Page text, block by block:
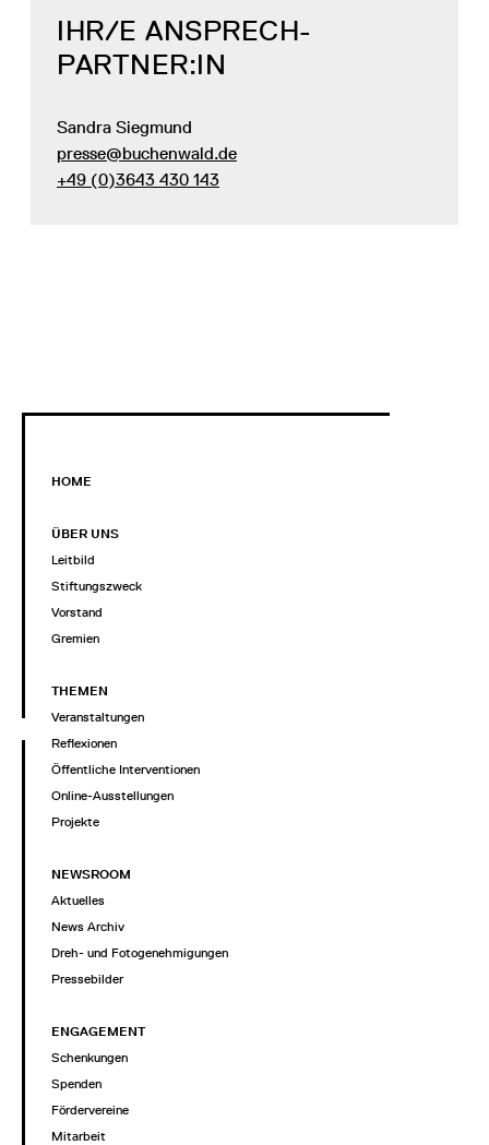
IHR/E ANSPRECH­
PARTNER:IN
Sandra Siegmund
presse@buchenwald.de
+49 (0)3643 430 143
HOME
ÜBER UNS
Leitbild
Stiftungszweck
Vorstand
Gremien
THEMEN
Veranstaltungen
Reflexionen
Öffentliche Interventionen
Online-Ausstellungen
Projekte
NEWSROOM
Aktuelles
News Archiv
Dreh- und Fotogenehmigungen
Pressebilder
ENGAGEMENT
Schenkungen
Spenden
Fördervereine
Mitarbeit